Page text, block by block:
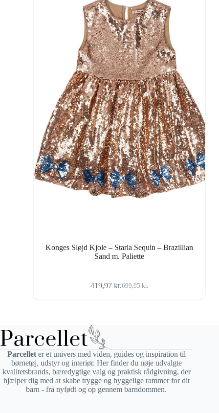
Konges Sløjd Kjole – Starla Sequin – Brazillian
Sand m. Paliette
699,95kr.
Den
419,97 kr.Den
Parcelleter et univers med viden, guides og inspiration til
børnetøj, udstyr og interiør. Her finder du nøje udvalgte
kvalitetsbrands, bæredygtige valg og praktisk rådgivning, der
hjælper dig med at skabe trygge og hyggelige rammer for dit
barn - fra nyfødt og op gennem barndommen.